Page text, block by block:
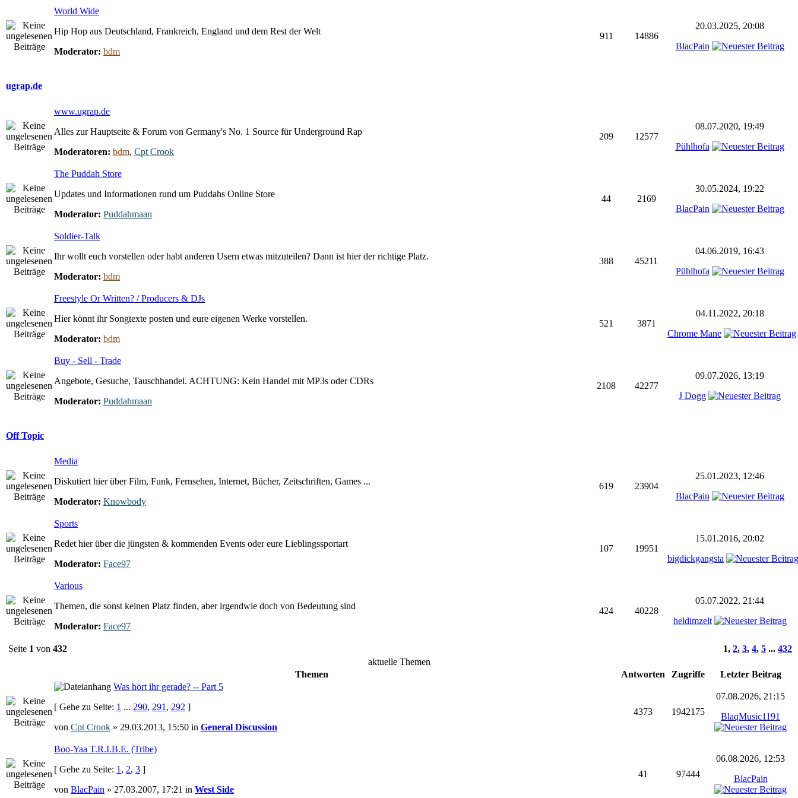
World Wide
Hip Hop aus Deutschland, Frankreich, England und dem Rest der Welt
Moderator: bdm
911 14886
20.03.2025, 20:08
BlacPain
ugrap.de
www.ugrap.de
Alles zur Hauptseite & Forum von Germany's No. 1 Source für Underground Rap
Moderatoren: bdm, Cpt Crook
209 12577
08.07.2020, 19:49
Pühlhofa
The Puddah Store
Updates und Informationen rund um Puddahs Online Store
Moderator: Puddahmaan
44 2169
30.05.2024, 19:22
BlacPain
Soldier-Talk
Ihr wollt euch vorstellen oder habt anderen Usern etwas mitzuteilen? Dann ist hier der richtige Platz.
Moderator: bdm
388 45211
04.06.2019, 16:43
Pühlhofa
Freestyle Or Written? / Producers & DJs
Hier könnt ihr Songtexte posten und eure eigenen Werke vorstellen.
Moderator: bdm
521 3871
04.11.2022, 20:18
Chrome Mane
Buy - Sell - Trade
Angebote, Gesuche, Tauschhandel. ACHTUNG: Kein Handel mit MP3s oder CDRs
Moderator: Puddahmaan
2108 42277
09.07.2026, 13:19
J Dogg
Off Topic
Media
Diskutiert hier über Film, Funk, Fernsehen, Internet, Bücher, Zeitschriften, Games ...
Moderator: Knowbody
619 23904
25.01.2023, 12:46
BlacPain
Sports
Redet hier über die jüngsten & kommenden Events oder eure Lieblingssportart
Moderator: Face97
107 19951
15.01.2016, 20:02
bigdickgangsta
Various
Themen, die sonst keinen Platz finden, aber irgendwie doch von Bedeutung sind
Moderator: Face97
424 40228
05.07.2022, 21:44
heldimzelt
Seite 1 von 432 1, 2, 3, 4, 5 ... 432
aktuelle Themen
Themen
Antworten Zugriffe
Letzter Beitrag
Was hört ihr gerade? -- Part 5
[ Gehe zu Seite: 1 ... 290, 291 , 292 ]
von Cpt Crook » 29.03.2013, 15:50 in General Discussion
4373 1942175
07.08.2026, 21:15
BlaqMusic1191
Boo-Yaa T.R.I.B.E. (Tribe)
[ Gehe zu Seite: 1 , 2, 3 ]
von BlacPain » 27.03.2007, 17:21 in West Side
41 97444
06.08.2026, 12:53
BlacPain